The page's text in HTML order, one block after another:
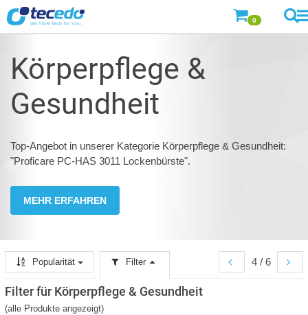
0
Körperpflege &
Gesundheit
Top-Angebot in unserer Kategorie Körperpflege & Gesundheit:
"Proficare PC-HAS 3011 Lockenbürste".
MEHR ERFAHREN
4 / 6
Popularität Filter
Filter für Körperpflege & Gesundheit
(alle Produkte angezeigt)